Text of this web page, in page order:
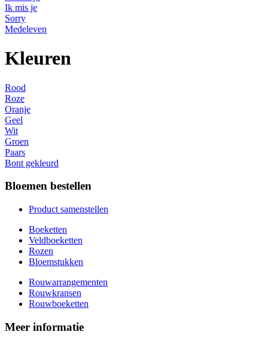
Ik mis je
Sorry
Medeleven
Kleuren
Rood
Roze
Oranje
Geel
Wit
Groen
Paars
Bont gekleurd
Bloemen bestellen
Product samenstellen
Boeketten
Veldboeketten
Rozen
Bloemstukken
Rouwarrangementen
Rouwkransen
Rouwboeketten
Meer informatie